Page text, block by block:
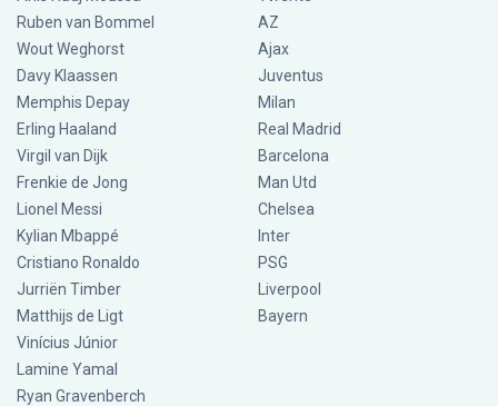
Ruben van Bommel
Wout Weghorst
Davy Klaassen
Memphis Depay
Erling Haaland
Virgil van Dijk
Frenkie de Jong
Lionel Messi
Kylian Mbappé
Cristiano Ronaldo
Jurriën Timber
Matthijs de Ligt
Vinícius Júnior
Lamine Yamal
Ryan Gravenberch
AZ
Ajax
Juventus
Milan
Real Madrid
Barcelona
Man Utd
Chelsea
Inter
PSG
Liverpool
Bayern